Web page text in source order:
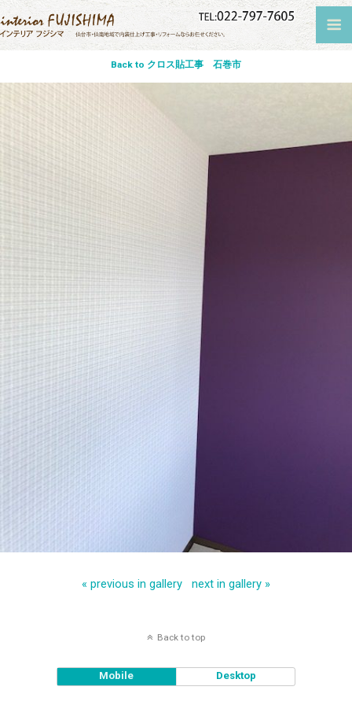
Back to クロス貼工事 石巻市
« previous in gallery next in gallery »
Back to top
Mobile Desktop